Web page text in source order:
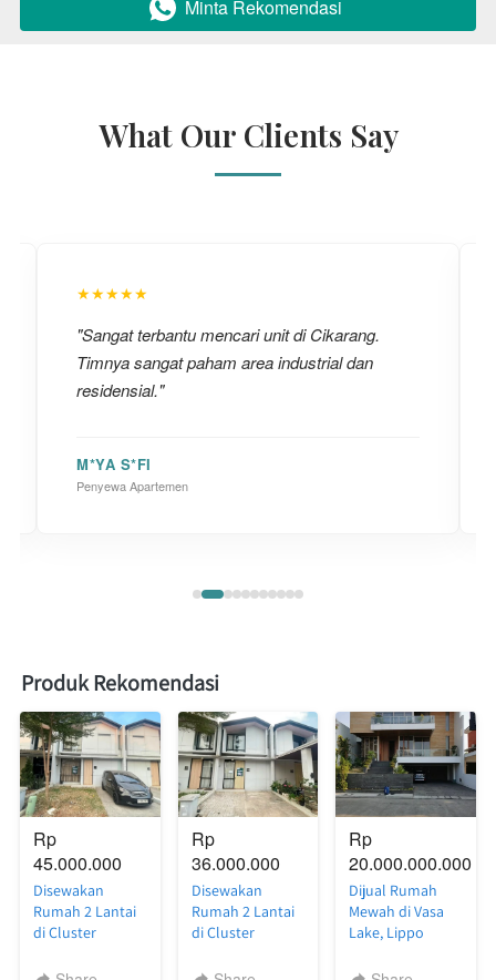
` Minta Rekomendasi
What Our Clients Say
★★★★★
"Sangat terbantu mencari unit di Cikarang.
Timnya sangat paham area industrial dan
residensial."
M*YA S*FI
Penyewa Apartemen
Produk Rekomendasi
Rp
45.000.000
Disewakan
Rumah 2 Lantai
di Cluster
Waterfront
Rp
36.000.000
Disewakan
Rumah 2 Lantai
di Cluster
Waterfront
Rp
20.000.000.000
Dijual Rumah
Mewah di Vasa
Lake, Lippo
Furnish, Siap